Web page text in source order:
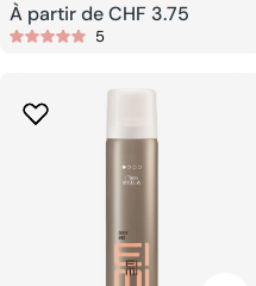
Prix
À partir de CHF 3.75
5